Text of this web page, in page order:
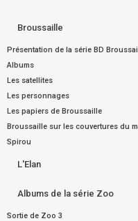
Broussaille
Présentation de la série BD
Albums
Les satellites
Les personnages
Les papiers de Broussaille
Broussaille sur les couvertures du
Spirou
L'Elan
Albums de la série Zoo
Sortie de Zoo 3